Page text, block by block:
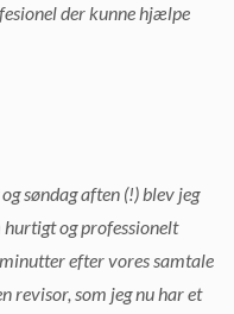
der kunne hjælpe
søndag aften (!) blev jeg
hurtigt og professionelt
efter vores samtale
revisor, som jeg nu har et